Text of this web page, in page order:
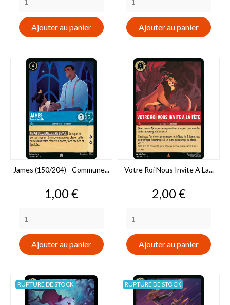
Ajouter au panier Ajouter au panier
James (150/204) - Commune...
Prix
1,00 €
Ajouter au panier
Votre Roi Nous Invite A La...
Prix
2,00 €
Ajouter au panier
RUPTURE DE STOCK RUPTURE DE STOCK